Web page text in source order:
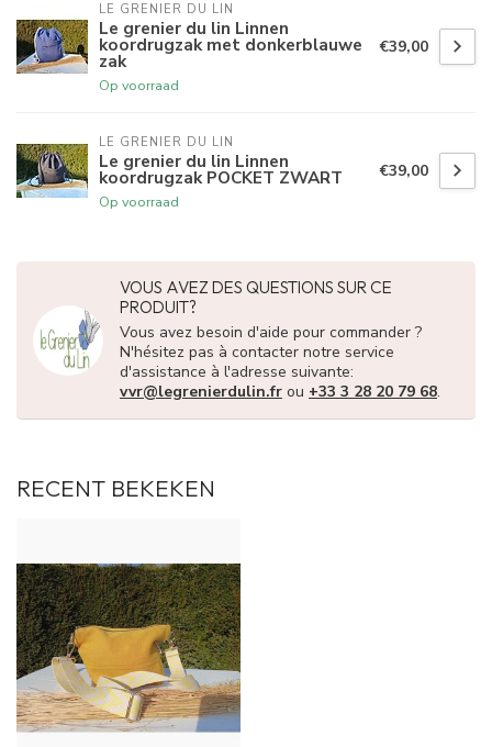
LE GRENIER DU LIN
Le grenier du lin Linnen
koordrugzak met donkerblauwe
zak
Op voorraad
€39,00
LE GRENIER DU LIN
Le grenier du lin Linnen
koordrugzak POCKET ZWART
Op voorraad
€39,00
VOUS AVEZ DES QUESTIONS SUR CE
PRODUIT?
Vous avez besoin d'aide pour commander ?
N'hésitez pas à contacter notre service
d'assistance à l'adresse suivante:
vvr@legrenierdulin.fr ou +33 3 28 20 79 68.
RECENT BEKEKEN